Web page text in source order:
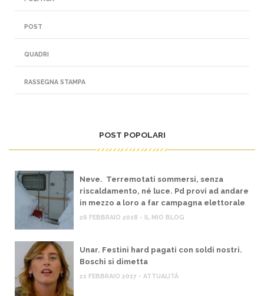
POST
QUADRI
RASSEGNA STAMPA
POST POPOLARI
Neve. Terremotati sommersi, senza
riscaldamento, né luce. Pd provi ad andare
in mezzo a loro a far campagna elettorale
26 FEBBRAIO 2018 - IL MIO BLOG
Unar. Festini hard pagati con soldi nostri.
Boschi si dimetta
21 FEBBRAIO 2017 - ATTUALITÀ